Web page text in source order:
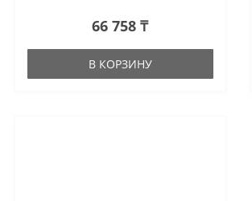
66 758 ₸
В КОРЗИНУ